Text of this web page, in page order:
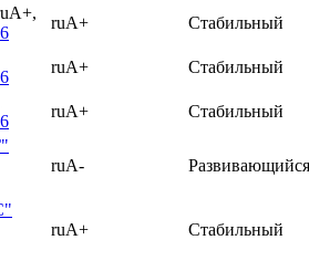
ruA+
Стабильный
ruA+
Стабильный
ruA+
Стабильный
ruA- Развивающийся
ruA+ Стабильный